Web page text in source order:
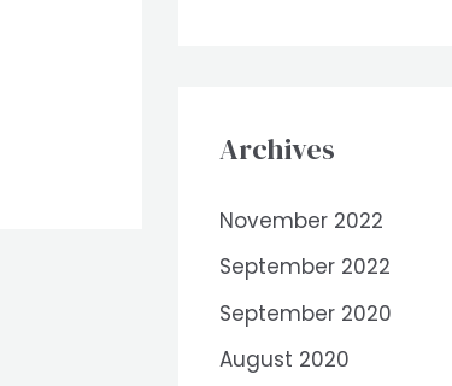
Archives
November 2022
September 2022
September 2020
August 2020